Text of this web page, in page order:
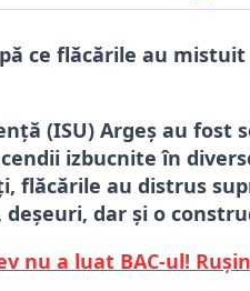
ce flăcările au
(ISU) Argeș au fost
izbucnite în
flăcările au distrus
dar și o
nu a luat BAC-ul!